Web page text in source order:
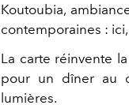
Koutoubia,
contemporaines :
La carte réinvente
pour un dîner au
lumières.